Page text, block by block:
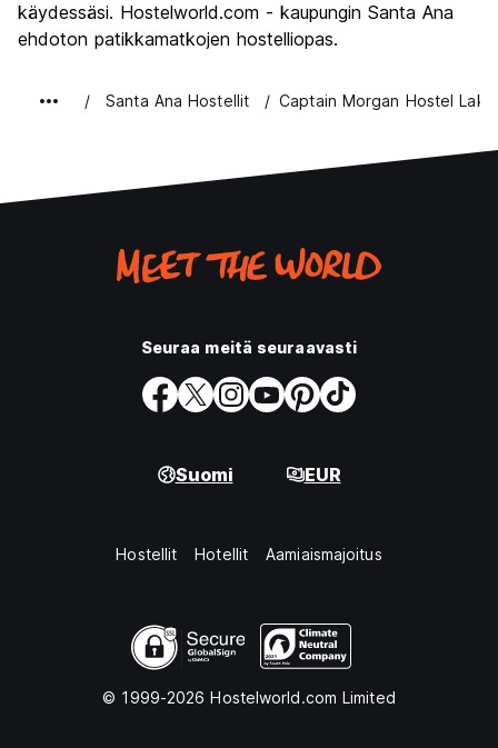
käydessäsi. Hostelworld.com - kaupungin Santa Ana
ehdoton patikkamatkojen hostelliopas.
Santa Ana Hostellit Captain Morgan Hostel
Seuraa meitä seuraavasti
Suomi EUR
Hostellit Hotellit Aamiaismajoitus
© 1999-2026 Hostelworld.com Limited